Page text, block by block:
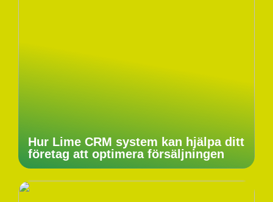
Hur Lime CRM system kan hjälpa ditt
företag att optimera försäljningen